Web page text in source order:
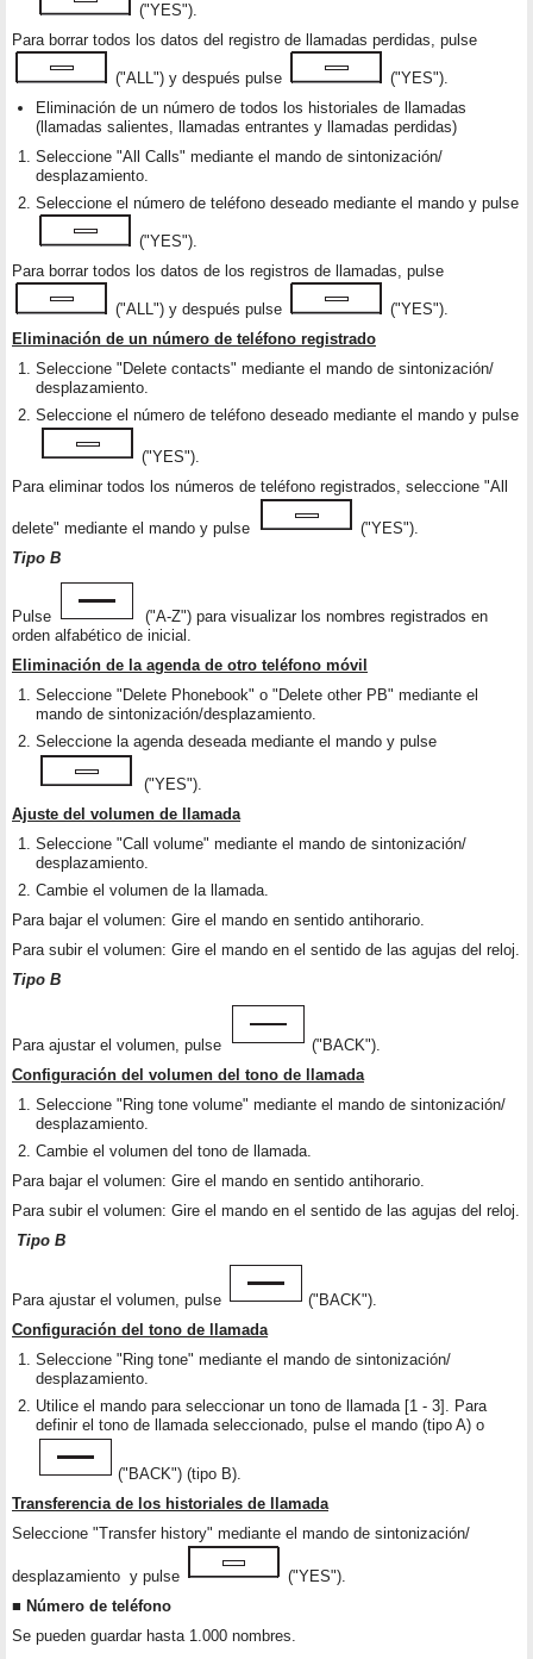
("YES").
Para borrar todos los datos del registro de llamadas perdidas, pulse
("ALL") y después pulse
("YES").
Eliminación de un número de todos los historiales de llamadas
(llamadas salientes, llamadas entrantes y llamadas perdidas)
Seleccione "All Calls" mediante el mando de sintonización/
desplazamiento.
Seleccione el número de teléfono deseado mediante el mando y pulse
("YES").
Para borrar todos los datos de los registros de llamadas, pulse
("ALL") y después pulse
("YES").
Eliminación de un número de teléfono registrado
Seleccione "Delete contacts" mediante el mando de sintonización/
desplazamiento.
Seleccione el número de teléfono deseado mediante el mando y pulse
("YES").
Para eliminar todos los números de teléfono registrados, seleccione "All
delete" mediante el mando y pulse
("YES").
Tipo B
Pulse
("A-Z") para visualizar los nombres registrados en
orden alfabético de inicial.
Eliminación de la agenda de otro teléfono móvil
Seleccione "Delete Phonebook" o "Delete other PB" mediante el
mando de sintonización/desplazamiento.
Seleccione la agenda deseada mediante el mando y pulse
("YES").
Ajuste del volumen de llamada
Seleccione "Call volume" mediante el mando de sintonización/
desplazamiento.
Cambie el volumen de la llamada.
Para bajar el volumen: Gire el mando en sentido antihorario.
Para subir el volumen: Gire el mando en el sentido de las agujas del reloj.
Tipo B
Para ajustar el volumen, pulse
("BACK").
Configuración del volumen del tono de llamada
Seleccione "Ring tone volume" mediante el mando de sintonización/
desplazamiento.
Cambie el volumen del tono de llamada.
Para bajar el volumen: Gire el mando en sentido antihorario.
Para subir el volumen: Gire el mando en el sentido de las agujas del reloj.
Tipo B
Para ajustar el volumen, pulse
("BACK").
Configuración del tono de llamada
Seleccione "Ring tone" mediante el mando de sintonización/
desplazamiento.
Utilice el mando para seleccionar un tono de llamada [1 - 3]. Para
definir el tono de llamada seleccionado, pulse el mando (tipo A) o
("BACK") (tipo B).
Transferencia de los historiales de llamada
Seleccione "Transfer history" mediante el mando de sintonización/
desplazamiento y pulse
("YES").
■ Número de teléfono
Se pueden guardar hasta 1.000 nombres.